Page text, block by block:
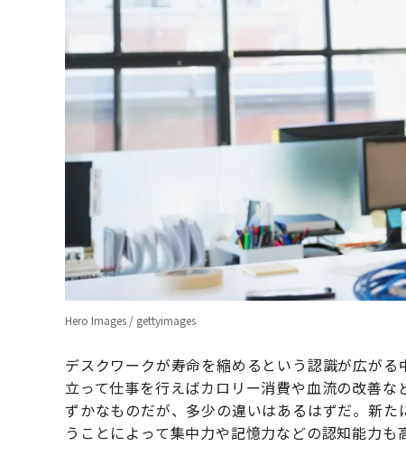
Hero Images / gettyimages
デスクワークが寿命を縮めるという認識が広がる
立って仕事を行えばカロリー消費や血流の改善
ずかなものだが、多少の違いはあるはずだ。新
うことによって集中力や記憶力などの認知能力も